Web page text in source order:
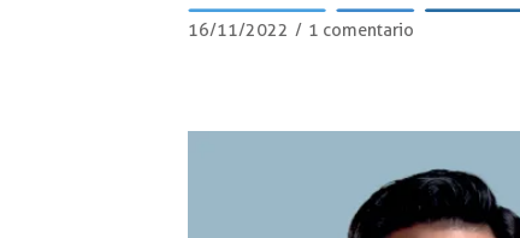
16/11/2022 1 comentario